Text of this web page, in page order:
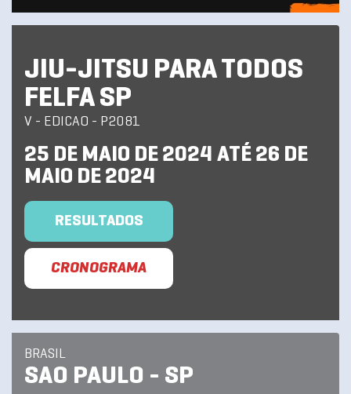
JIU-JITSU PARA TODOS
FELFA SP
V - EDICAO - P2081
25 DE MAIO DE 2024 ATÉ 26 DE
MAIO DE 2024
RESULTADOS
CRONOGRAMA
BRASIL
SAO PAULO - SP